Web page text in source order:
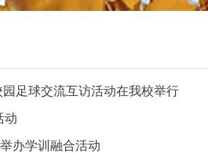
足球交流互访活动在我校举行
动
办学训融合活动